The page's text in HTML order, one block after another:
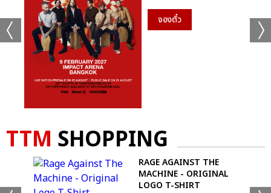
จองตั๋ว
TTM SHOPPING
RAGE AGAINST THE
MACHINE - ORIGINAL
LOGO T-SHIRT